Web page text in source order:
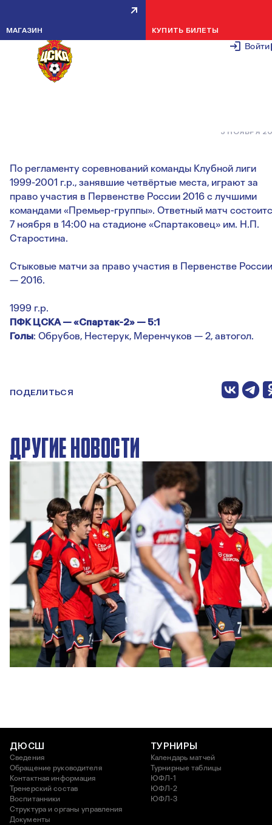
Войти
МАГАЗИН КУПИТЬ БИЛЕТЫ
КОМАНДА 1999 ГОДА
РОЖДЕНИЯ РАЗГРОМИЛА
«СПАРТАК-2» В ПЕРВОМ
5 НОЯБРЯ
По регламенту соревнований команды Клубной лиги
1999-2001 г.р., занявшие четвёртые места, играют за
право участия в Первенстве России 2016 с лучшими
командами «Премьер-группы». Ответный матч
7 ноября в 14:00 на стадионе «Спартаковец» им. Н.П.
Старостина.
Стыковые матчи за право участия в Первенстве России
— 2016.
1999 г.р.
ПФК ЦСКА — «Спартак-2» — 5:1
Голы: Обрубов, Нестерук, Меренчуков — 2, автогол.
ПОДЕЛИТЬСЯ
ДРУГИЕ НОВОСТИ
ЮФЛ: Московское дерби на «Октябре»
3 АВГУСТА 2026 14:15
ДЮСШ
Сведения
Обращение руководителя
Контактная информация
Тренерский состав
Воспитанники
Структура и органы управления
Документы
ТУРНИРЫ
Календарь матчей
Турнирные таблицы
ЮФЛ-1
ЮФЛ-2
ЮФЛ-3